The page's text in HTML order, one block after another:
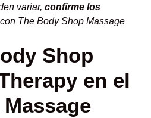
variar, confirme los
The Body Shop Massage
Shop
en el